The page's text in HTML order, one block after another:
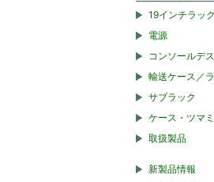
19インチラッ
電源
コンソールデ
輸送ケース／
サブラック
ケース・ツマミ
取扱製品
新製品情報